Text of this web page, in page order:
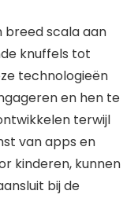
scala aan
knuffels tot
technologieën
en hen te
terwijl
van apps en
kinderen, kunnen
bij de